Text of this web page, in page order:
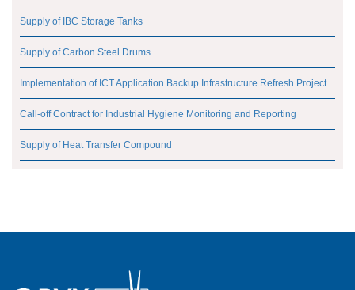
Supply of IBC Storage Tanks
Supply of Carbon Steel Drums
Implementation of ICT Application Backup Infrastructure Refresh Project
Call-off Contract for Industrial Hygiene Monitoring and Reporting
Supply of Heat Transfer Compound